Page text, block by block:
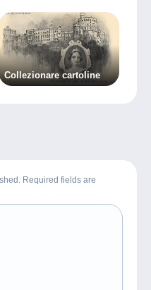
Collezionare cartoline
Required fields are